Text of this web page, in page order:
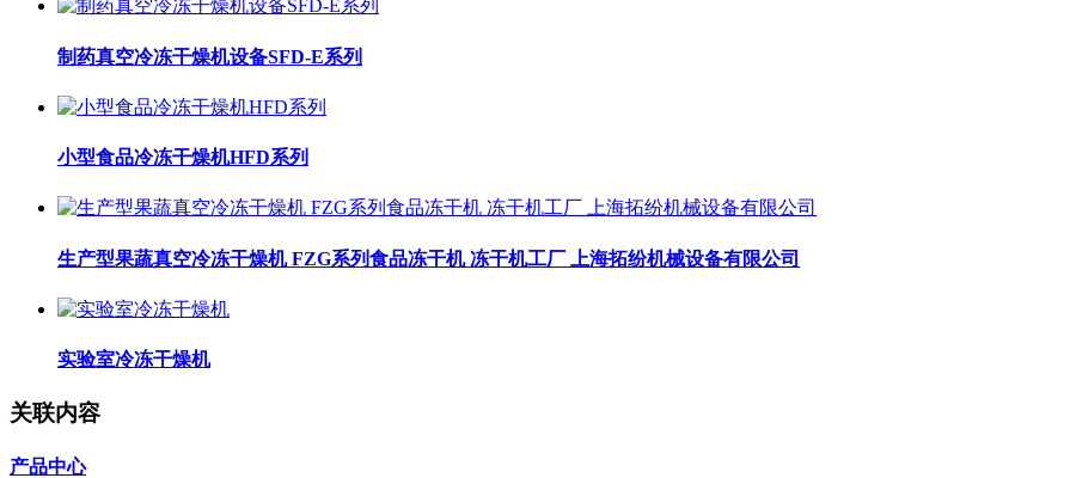
制药真空冷冻干燥机设备SFD-E系列
小型食品冷冻干燥机HFD系列
生产型果蔬真空冷冻干燥机 FZG系列食品冻干机 冻干机工厂 上海拓纷机械设备有限公司
实验室冷冻干燥机
关联内容
产品中心